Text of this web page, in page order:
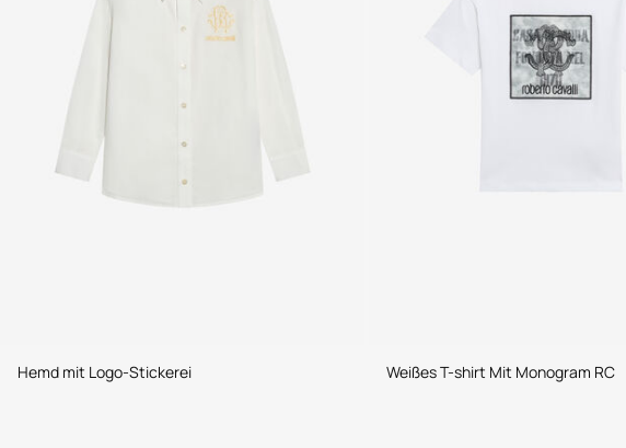
Hemd mit Logo-Stickerei Weißes T-shirt Mit Monogram RC